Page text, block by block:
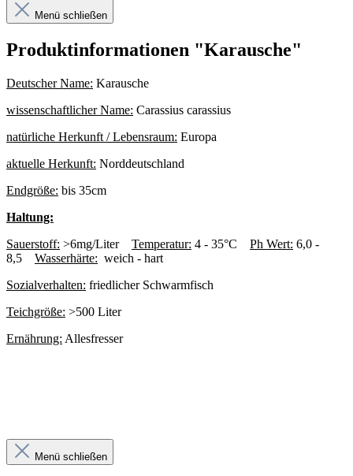
Menü schließen
Produktinformationen "Karausche"
Deutscher Name: Karausche
wissenschaftlicher Name: Carassius carassius
natürliche Herkunft / Lebensraum: Europa
aktuelle Herkunft: Norddeutschland
Endgröße: bis 35cm
Haltung:
Sauerstoff: >6mg/Liter Temperatur: 4 - 35°C Ph Wert: 6,0 -
8,5 Wasserhärte: weich - hart
Sozialverhalten: friedlicher Schwarmfisch
Teichgröße: >500 Liter
Ernährung: Allesfresser
Menü schließen